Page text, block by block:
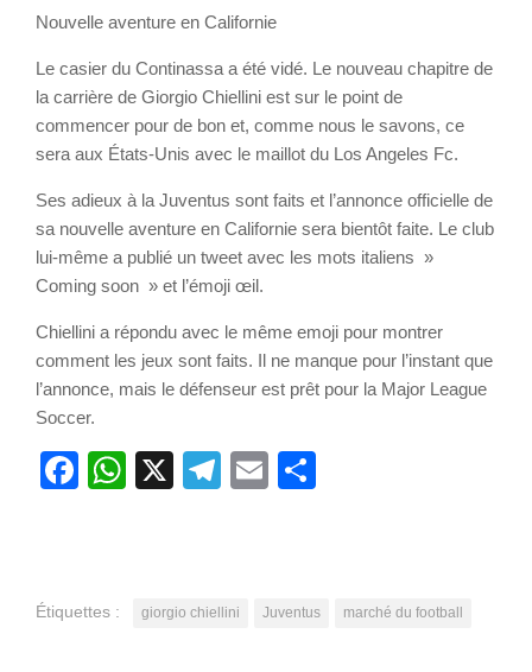
Nouvelle aventure en Californie
Le casier du Continassa a été vidé. Le nouveau chapitre de
la carrière de Giorgio Chiellini est sur le point de
commencer pour de bon et, comme nous le savons, ce
sera aux États-Unis avec le maillot du Los Angeles Fc.
Ses adieux à la Juventus sont faits et l’annonce officielle de
sa nouvelle aventure en Californie sera bientôt faite. Le club
lui-même a publié un tweet avec les mots italiens »
Coming soon » et l’émoji œil.
Chiellini a répondu avec le même emoji pour montrer
comment les jeux sont faits. Il ne manque pour l’instant que
l’annonce, mais le défenseur est prêt pour la Major League
Soccer.
Facebook
WhatsApp
X Telegram
Email
Étiquettes : giorgio chiellini Juventus marché du football